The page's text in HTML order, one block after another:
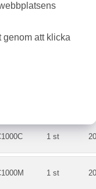
1 st
1 st
genom att klicka